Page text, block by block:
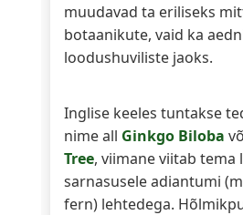
muudavad ta eriliseks
botaanikute, vaid ka
loodushuviliste jaoks.
Inglise keeles tuntakse
nime all Ginkgo Biloba
Tree, viimane viitab tema
sarnasusele adiantumi
fern) lehtedega.